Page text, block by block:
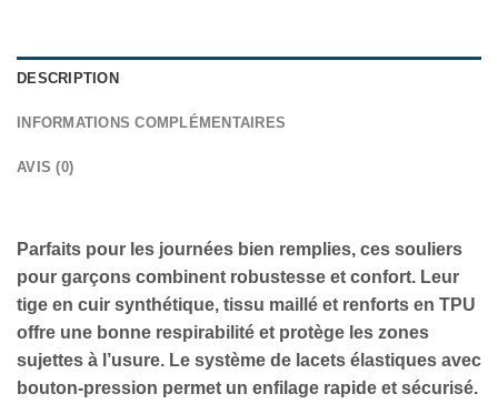
DESCRIPTION
INFORMATIONS COMPLÉMENTAIRES
AVIS (0)
Parfaits pour les journées bien remplies, ces souliers
pour garçons combinent robustesse et confort. Leur
tige en cuir synthétique, tissu maillé et renforts en TPU
offre une bonne respirabilité et protège les zones
sujettes à l’usure. Le système de lacets élastiques avec
bouton-pression permet un enfilage rapide et sécurisé.